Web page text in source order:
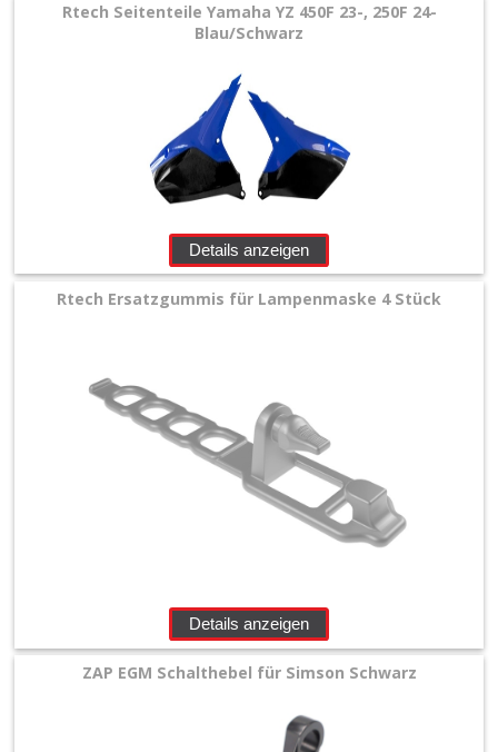
Rtech Seitenteile Yamaha YZ 450F 23-, 250F 24-
Blau/Schwarz
Details anzeigen
Rtech Ersatzgummis für Lampenmaske 4 Stück
Details anzeigen
ZAP EGM Schalthebel für Simson Schwarz